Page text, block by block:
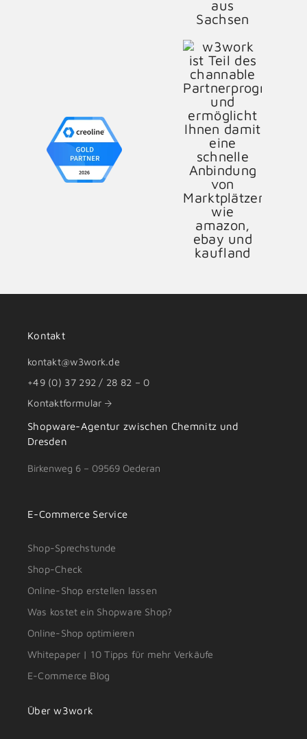
Kontakt
kontakt@w3work.de
+49 (0) 37 292 / 28 82 – 0
Kontaktformular
Shopware-Agentur zwischen Chemnitz und
Dresden
Birkenweg 6 – 09569 Oederan
E-Commerce Service
Shop-Sprechstunde
Shop-Check
Online-Shop erstellen lassen
Was kostet ein Shopware Shop?
Online-Shop optimieren
Whitepaper | 10 Tipps für mehr Verkäufe
E-Commerce Blog
Über w3work